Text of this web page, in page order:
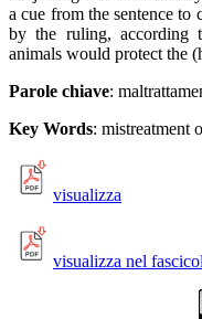
a cue from the sentence to
by the ruling, according
animals would protect the
Parole chiave:
Key Words: mistreatment
visualizza
visualizza nel